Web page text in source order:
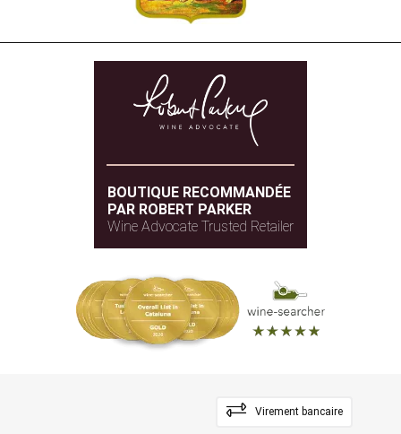
BOUTIQUE RECOMMANDÉE
PAR ROBERT PARKER
Wine Advocate Trusted Retailer
Virement bancaire